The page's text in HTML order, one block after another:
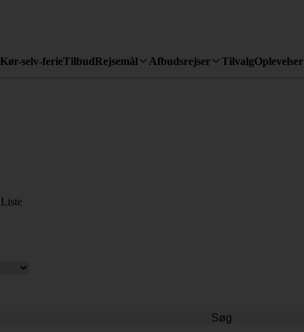
Kør-selv-ferieTilbudRejsemål Afbudsrejser TilvalgOplevelser
Liste
Søg